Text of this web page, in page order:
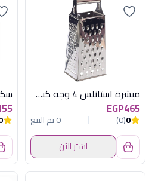
مبشرة استانلس 4 وجه كبيرة توسكوما
EGP465
0
(0)
0 تم البيع
اشترِ الآن